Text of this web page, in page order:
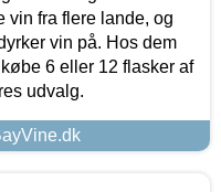
vin fra flere lande, og
vin på. Hos dem
6 eller 12 flasker af
udvalg.